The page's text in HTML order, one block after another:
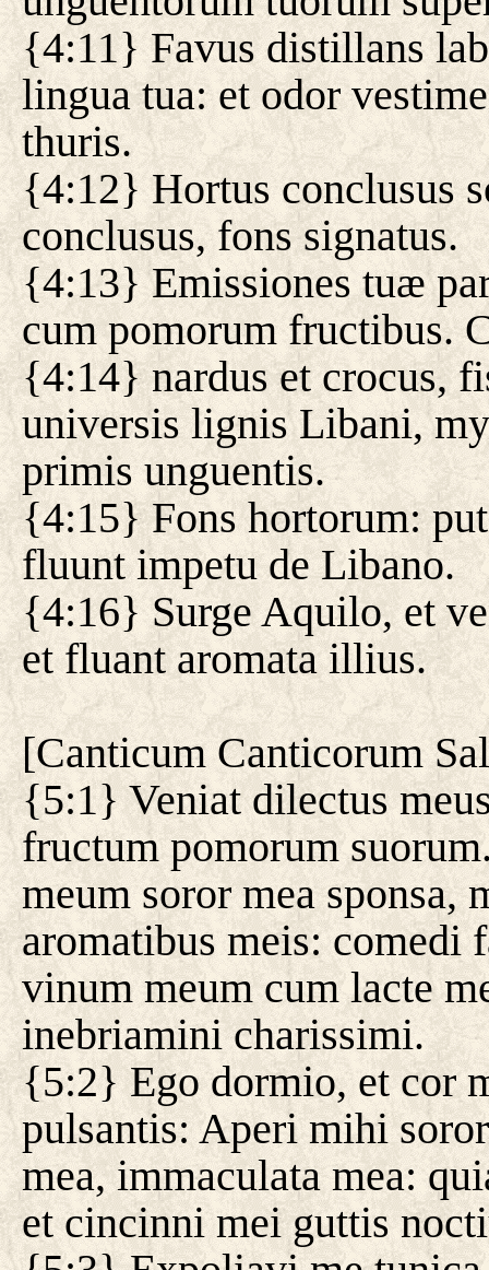
{4:11} Favus distillans
lingua tua: et odor
thuris.
{4:12} Hortus conclusus
conclusus, fons signatus.
{4:13} Emissiones tuæ
cum pomorum fructibus.
{4:14} nardus et crocus,
universis lignis Libani,
primis unguentis.
{4:15} Fons hortorum:
fluunt impetu de Libano.
{4:16} Surge Aquilo, et
et fluant aromata illius.
[Canticum Canticorum
{5:1} Veniat dilectus
fructum pomorum
meum soror mea sponsa,
aromatibus meis: comedi
vinum meum cum lacte
inebriamini charissimi.
{5:2} Ego dormio, et cor
pulsantis: Aperi mihi
mea, immaculata mea:
et cincinni mei guttis